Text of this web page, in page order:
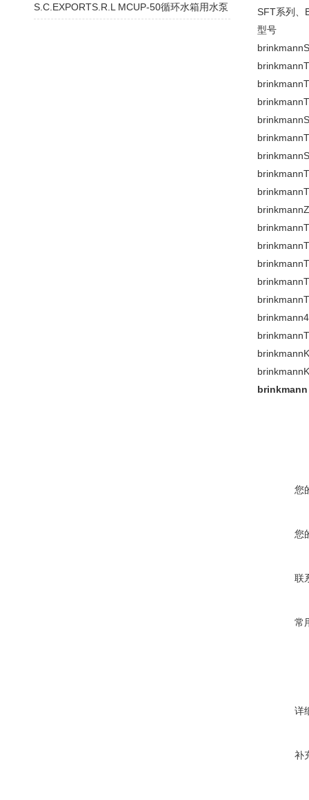
SFT系列、
型号
brinkmann
brinkmann
brinkmann
brinkmann
brinkmann
brinkmann
brinkmann
brinkmann
brinkmann
brinkmann
brinkmann
brinkmann
brinkmann
brinkmann
brinkmann
brinkmann
brinkmann
brinkmann
brinkmann
brinkmann
您
您
联
常
详
补
S.C.EXPORTS.R.L MCUP-50循环水箱用水泵